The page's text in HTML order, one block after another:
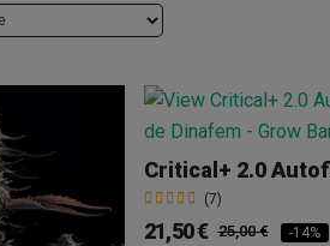
Critical+ 2.0
(7)
21,50 € 25,00 € -14%